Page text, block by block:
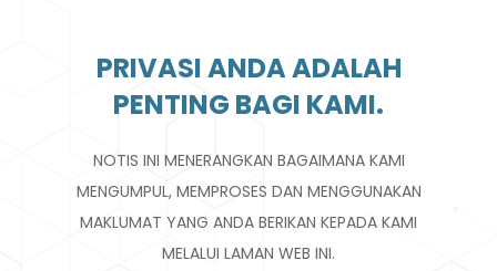
PRIVASI ANDA ADALAH
PENTING BAGI KAMI.
NOTIS INI MENERANGKAN BAGAIMANA KAMI
MENGUMPUL, MEMPROSES DAN MENGGUNAKAN
MAKLUMAT YANG ANDA BERIKAN KEPADA KAMI
MELALUI LAMAN WEB INI.